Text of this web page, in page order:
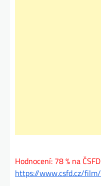
Hodnocení: 78 % na
https://www.csfd.cz/